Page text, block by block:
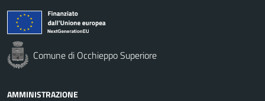
Comune di Occhieppo Superiore
AMMINISTRAZIONE